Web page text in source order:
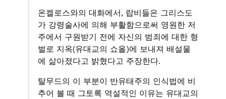
온켈로스와의 대화에서, 랍비들은 그리스도
가 강령술사에 의해 부활함으로써 영원한 저
주에서 구원받기 전에 자신의 범죄에 대한 형
벌로 지옥(유대교의 쇼올)에 보내져 배설물
에 삶아졌다고 밝혔다고 주장한다.
탈무드의 이 부분이 반유태주의 인식법에 비
추어 볼 때 그토록 역설적인 이유는 유대교의